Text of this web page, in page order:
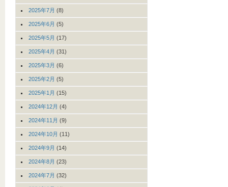
2025年7月 (8)
2025年6月 (5)
2025年5月 (17)
2025年4月 (31)
2025年3月 (6)
2025年2月 (5)
2025年1月 (15)
2024年12月 (4)
2024年11月 (9)
2024年10月 (11)
2024年9月 (14)
2024年8月 (23)
2024年7月 (32)